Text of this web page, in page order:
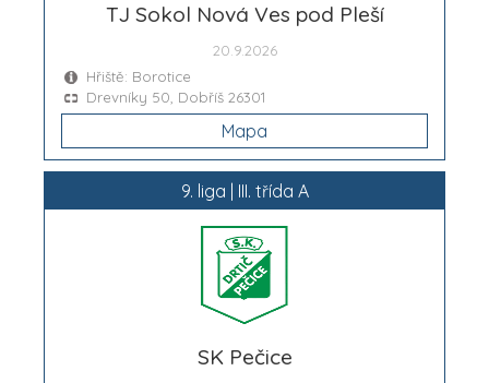
TJ Sokol Nová Ves pod Pleší
20.9.2026
Hřiště: Borotice
Drevníky 50, Dobříš 26301
Mapa
9. liga | III. třída A
SK Pečice